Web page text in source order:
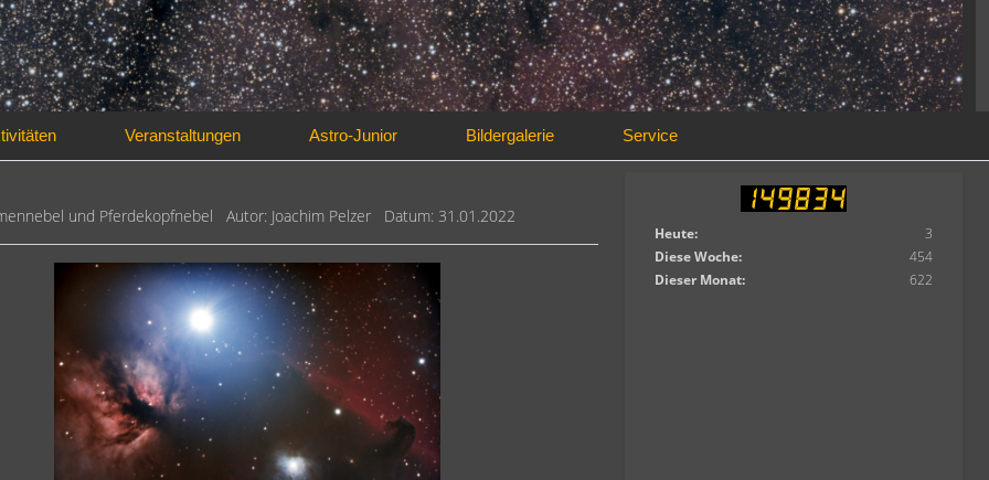
Veranstaltungen Astro-Junior Bildergalerie Service
und Pferdekopfnebel Autor: Joachim Pelzer Datum: 31.01.2022
Heute:
3
Diese Woche:
454
Dieser Monat:
622